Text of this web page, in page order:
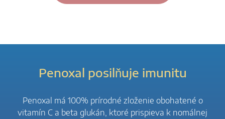
Penoxal posilňuje imunitu
Penoxal má 100% prírodné zloženie obohatené o
vitamín C a beta glukán, ktoré prispieva k nomálnej